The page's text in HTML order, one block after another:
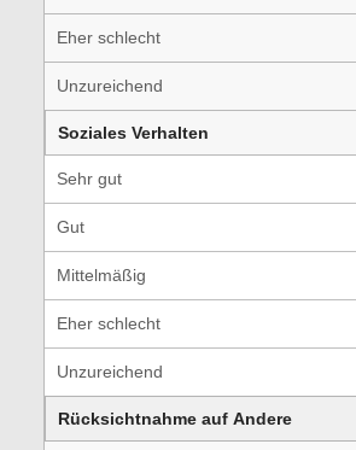
Eher schlecht
Unzureichend
Soziales Verhalten
Sehr gut
Gut
Mittelmäßig
Eher schlecht
Unzureichend
Rücksichtnahme auf Andere